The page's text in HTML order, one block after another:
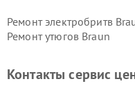
Ремонт электробритв
Ремонт утюгов Braun
Контакты сервис